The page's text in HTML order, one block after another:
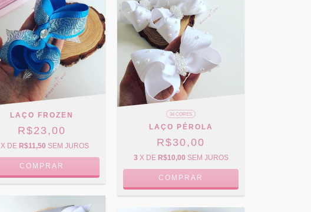
LAÇO FROZEN
R$23,00
X DE R$11,50 SEM JUROS
COMPRAR
34 CORES
LAÇO PÉROLA
R$30,00
3 X DE R$10,00 SEM JUROS
COMPRAR